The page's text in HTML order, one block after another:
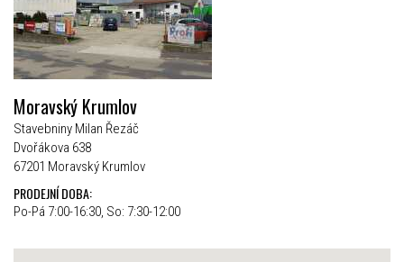
Moravský Krumlov
Stavebniny Milan Řezáč
Dvořákova 638
67201 Moravský Krumlov
PRODEJNÍ DOBA:
Po-Pá 7:00-16:30, So: 7:30-12:00